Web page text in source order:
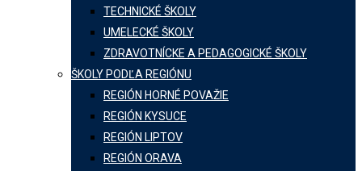
TECHNICKÉ ŠKOLY
UMELECKÉ ŠKOLY
ZDRAVOTNÍCKE A PEDAGOGICKÉ ŠKOLY
ŠKOLY PODĽA REGIÓNU
REGIÓN HORNÉ POVAŽIE
REGIÓN KYSUCE
REGIÓN LIPTOV
REGIÓN ORAVA